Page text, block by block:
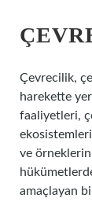
Çevrecilik,
harekette
faaliyetleri,
ve
amaçlayan